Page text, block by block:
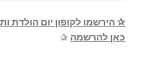
✰ הירשמו לקופון יום הולדת
כאן להרשמה ✰